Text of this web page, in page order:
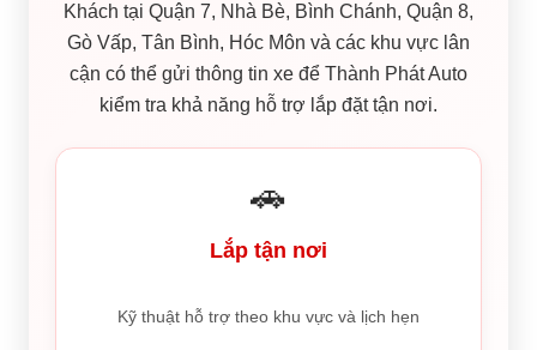
Khách tại Quận 7, Nhà Bè, Bình Chánh, Quận 8,
Gò Vấp, Tân Bình, Hóc Môn và các khu vực lân
cận có thể gửi thông tin xe để Thành Phát Auto
kiểm tra khả năng hỗ trợ lắp đặt tận nơi.
🚗
Lắp tận nơi
Kỹ thuật hỗ trợ theo khu vực và lịch hẹn